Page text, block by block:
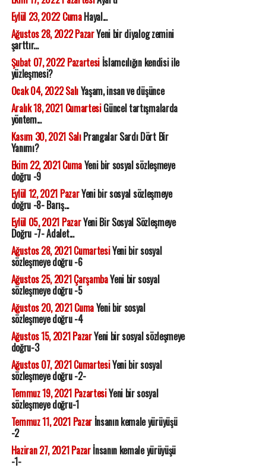
Eylül 23, 2022 CumaHayal...
Ağustos 28, 2022 PazarYeni bir diyalog zemini
şarttır...
Şubat 07, 2022 Pazartesiİslamcılığın kendisi ile
yüzleşmesi?
Ocak 04, 2022 SalıYaşam, insan ve düşünce
Aralık 18, 2021 CumartesiGüncel tartışmalarda
yöntem...
Kasım 30, 2021 SalıPrangalar Sardı Dört Bir
Yanımı?
Ekim 22, 2021 CumaYeni bir sosyal sözleşmeye
doğru -9
Eylül 12, 2021 PazarYeni bir sosyal sözleşmeye
doğru -8- Barış...
Eylül 05, 2021 PazarYeni Bir Sosyal Sözleşmeye
Doğru -7- Adalet...
Ağustos 28, 2021 CumartesiYeni bir sosyal
sözleşmeye doğru -6
Ağustos 25, 2021 ÇarşambaYeni bir sosyal
sözleşmeye doğru -5
Ağustos 20, 2021 CumaYeni bir sosyal
sözleşmeye doğru -4
Ağustos 15, 2021 PazarYeni bir sosyal sözleşmeye
doğru-3
Ağustos 07, 2021 CumartesiYeni bir sosyal
sözleşmeye doğru -2-
Temmuz 19, 2021 PazartesiYeni bir sosyal
sözleşmeye doğru-1
Temmuz 11, 2021 Pazarİnsanın kemale yürüyüşü
-2
Haziran 27, 2021 Pazarİnsanın kemale yürüyüşü
-1-